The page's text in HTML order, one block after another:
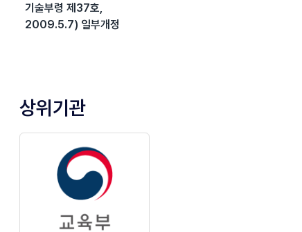
기술부령 제37호,
2009.5.7) 일부개정
상위기관